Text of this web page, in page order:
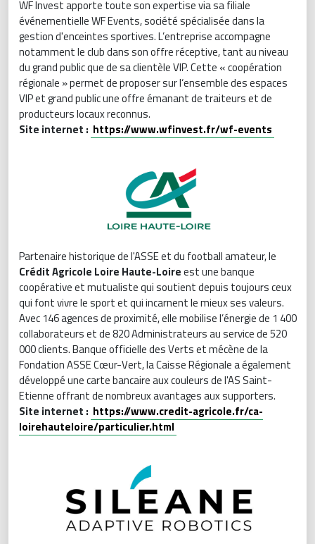
WF Invest apporte toute son expertise via sa filiale
événementielle WF Events, société spécialisée dans la
gestion d'enceintes sportives. L’entreprise accompagne
notamment le club dans son offre réceptive, tant au niveau
du grand public que de sa clientèle VIP. Cette « coopération
régionale » permet de proposer sur l‘ensemble des espaces
VIP et grand public une offre émanant de traiteurs et de
producteurs locaux reconnus.
Site internet : https://www.wfinvest.fr/wf-events
Partenaire historique de l'ASSE et du football amateur, le
Crédit Agricole Loire Haute-Loireest une banque
coopérative et mutualiste qui soutient depuis toujours ceux
qui font vivre le sport et qui incarnent le mieux ses valeurs.
Avec 146 agences de proximité, elle mobilise l’énergie de 1 400
collaborateurs et de 820 Administrateurs au service de 520
000 clients. Banque officielle des Verts et mécène de la
Fondation ASSE Cœur-Vert, la Caisse Régionale a également
développé une carte bancaire aux couleurs de l'AS Saint-
Etienne offrant de nombreux avantages aux supporters.
Site internet : https://www.credit-agricole.fr/ca-
loirehauteloire/particulier.html